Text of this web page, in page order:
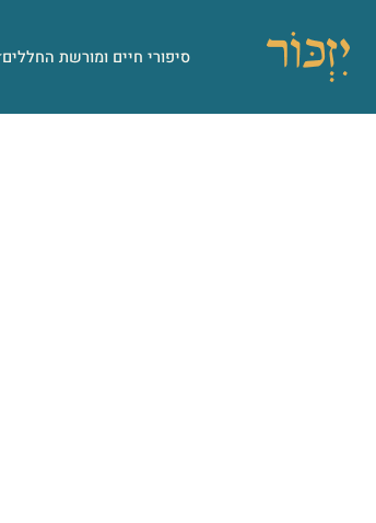
סיפורי חיים ומורשת החללים